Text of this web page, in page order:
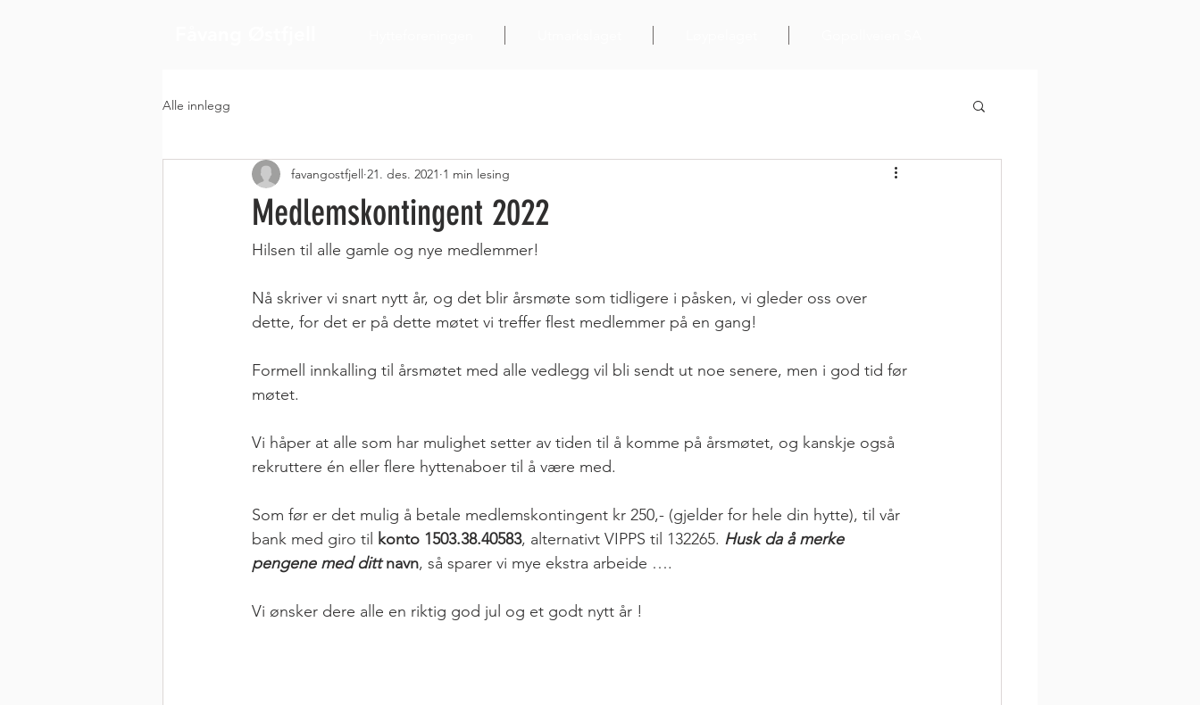
Alle innlegg
Medlemskontingent 2022
favangostfjell 21. des. 2021 1 min lesing
Hilsen til alle gamle og nye medlemmer!
Nå skriver vi snart nytt år, og det blir årsmøte som tidligere i påsken, vi gleder oss over
dette, for det er på dette møtet vi treffer flest medlemmer på en gang!
Formell innkalling til årsmøtet med alle vedlegg vil bli sendt ut noe senere, men i god tid før
møtet.
Vi håper at alle som har mulighet setter av tiden til å komme på årsmøtet, og kanskje også
rekruttere én eller flere hyttenaboer til å være med.
Som før er det mulig å betale medlemskontingent kr 250,- (gjelder for hele din hytte), til vår
bank med giro til konto 1503.38.40583, alternativt VIPPS til 132265. Husk da å merke
pengene med ditt navn, så sparer vi mye ekstra arbeide ….
Vi ønsker dere alle en riktig god jul og et godt nytt år !